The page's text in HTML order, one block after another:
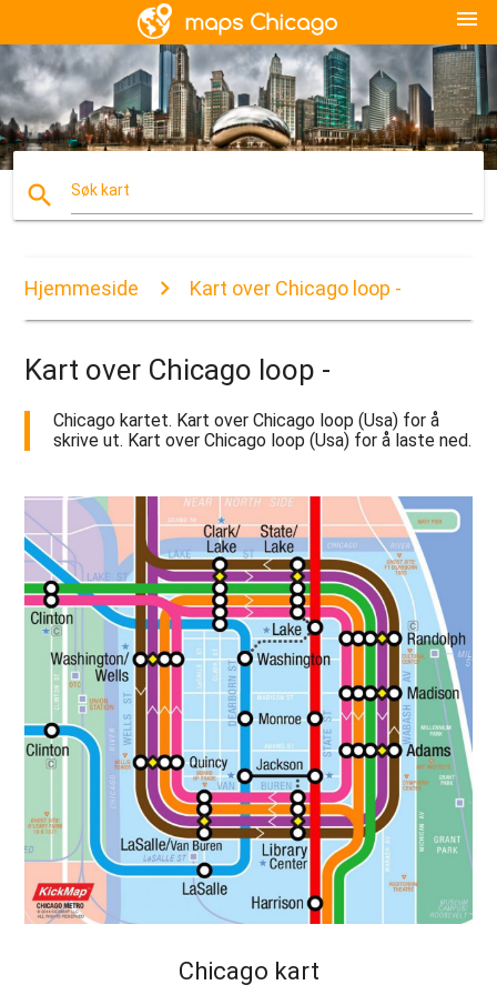
menu
search Søk kart
Hjemmeside Kart over Chicago loop -
Kart over Chicago loop -
Chicago kartet. Kart over Chicago loop (Usa) for å
skrive ut. Kart over Chicago loop (Usa) for å laste ned.
Chicago kart